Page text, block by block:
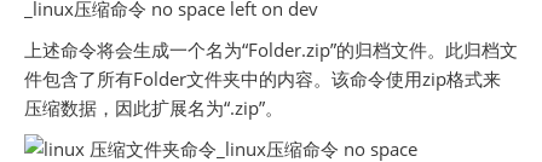
上述命令将会生成一个名为“Folder.zip”的归档文件。此归档文
件包含了所有Folder文件夹中的内容。该命令使用zip格式来
压缩数据，因此扩展名为“.zip”。